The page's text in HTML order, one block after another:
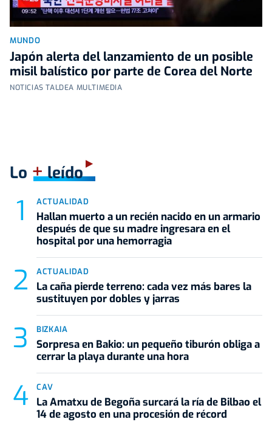
MUNDO
Japón alerta del lanzamiento de un posible
misil balístico por parte de Corea del Norte
NOTICIAS TALDEA MULTIMEDIA
Lo +leído
ACTUALIDAD
Hallan muerto a un recién nacido en un armario
después de que su madre ingresara en el
hospital por una hemorragia
ACTUALIDAD
La caña pierde terreno: cada vez más bares la
sustituyen por dobles y jarras
BIZKAIA
Sorpresa en Bakio: un pequeño tiburón obliga a
cerrar la playa durante una hora
CAV
La Amatxu de Begoña surcará la ría de Bilbao el
14 de agosto en una procesión de récord